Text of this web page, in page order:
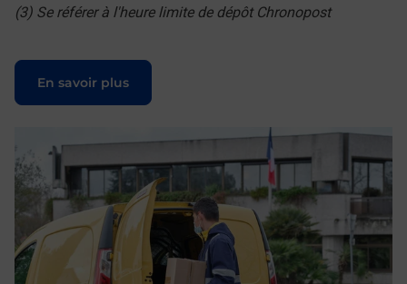
(3) Se référer à l'heure limite de dépôt Chronopost
En savoir plus
Le lien s'ouvre dans un nouvel onglet